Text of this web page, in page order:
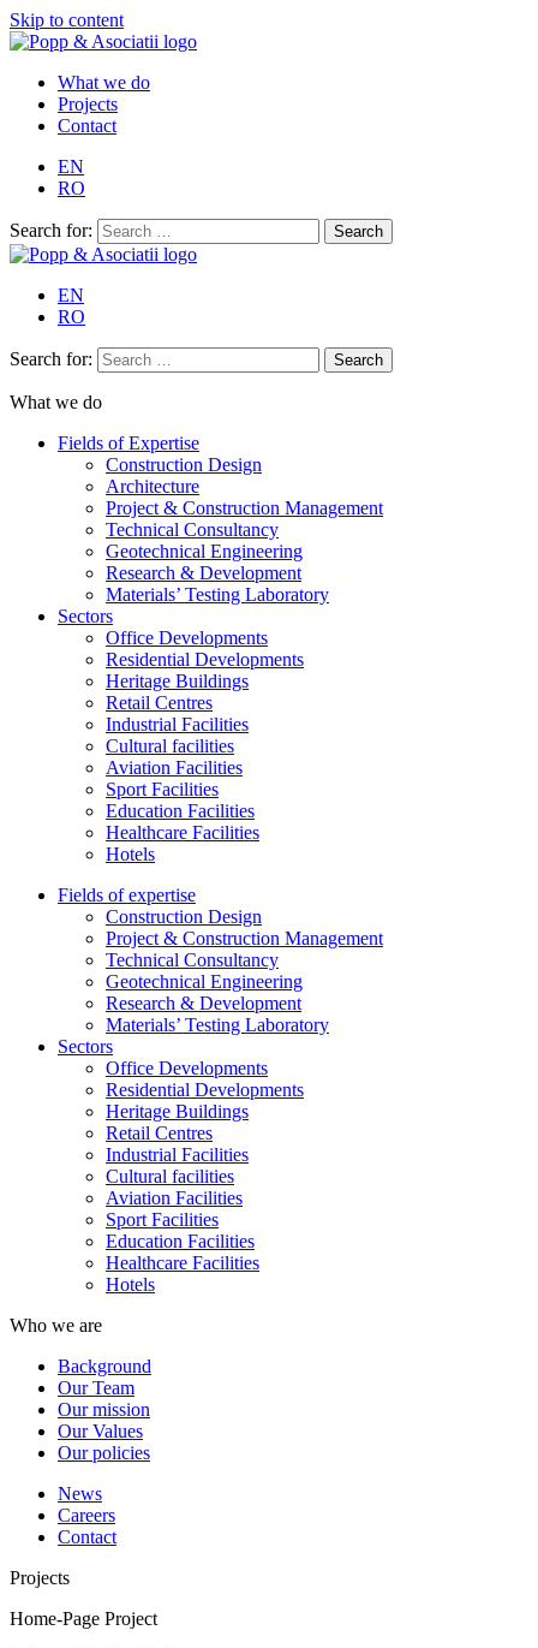
Skip to content
What we do
Projects
Contact
EN
RO
Search for:
EN
RO
Search for:
What we do
Fields of Expertise
Construction Design
Architecture
Project & Construction Management
Technical Consultancy
Geotechnical Engineering
Research & Development
Materials’ Testing Laboratory
Sectors
Office Developments
Residential Developments
Heritage Buildings
Retail Centres
Industrial Facilities
Cultural facilities
Aviation Facilities
Sport Facilities
Education Facilities
Healthcare Facilities
Hotels
Fields of expertise
Construction Design
Project & Construction Management
Technical Consultancy
Geotechnical Engineering
Research & Development
Materials’ Testing Laboratory
Sectors
Office Developments
Residential Developments
Heritage Buildings
Retail Centres
Industrial Facilities
Cultural facilities
Aviation Facilities
Sport Facilities
Education Facilities
Healthcare Facilities
Hotels
Who we are
Background
Our Team
Our mission
Our Values
Our policies
News
Careers
Contact
Projects
Home-Page Project